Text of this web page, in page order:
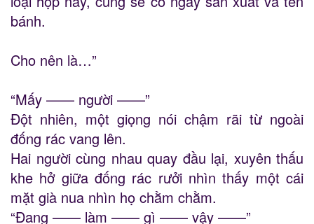
bánh.
Cho nên là…”
“Mấy —— người ——”
Đột nhiên, một giọng nói chậm rãi từ ngoài
đống rác vang lên.
Hai người cùng nhau quay đầu lại, xuyên thấu
khe hở giữa đống rác rưởi nhìn thấy một cái
mặt già nua nhìn họ chằm chằm.
“Đang —— làm —— gì —— vậy ——”